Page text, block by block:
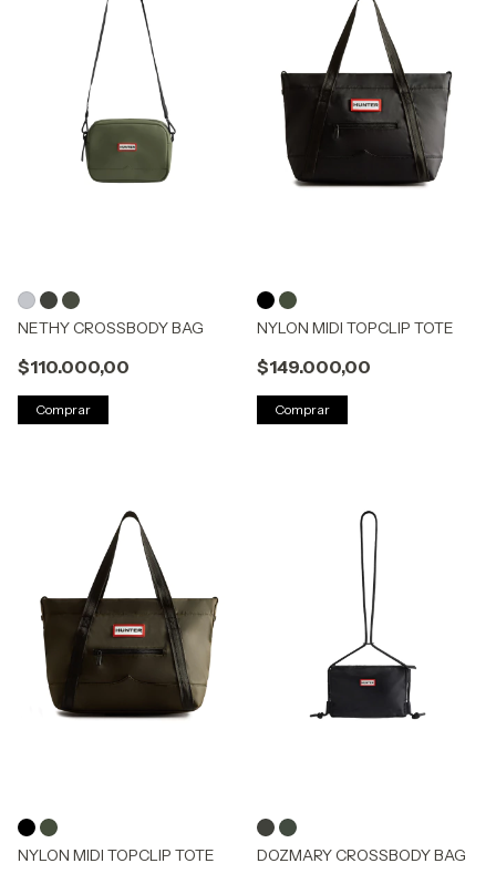
NETHY CROSSBODY BAG
$110.000,00
Comprar
NYLON MIDI TOPCLIP TOTE
$149.000,00
Comprar
NYLON MIDI TOPCLIP TOTE DOZMARY CROSSBODY BAG